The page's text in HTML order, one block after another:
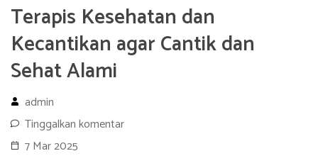
Terapis Kesehatan dan
Kecantikan agar Cantik dan
Sehat Alami
admin
Tinggalkan komentar
7 Mar 2025